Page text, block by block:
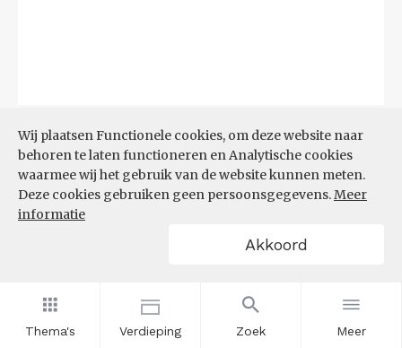
Thema's Verdieping Zoek Meer
Wij plaatsen Functionele cookies, om deze website naar
behoren te laten functioneren en Analytische cookies
waarmee wij het gebruik van de website kunnen meten.
Deze cookies gebruiken geen persoonsgegevens.Meer
informatie
Akkoord
TOP 10 REGIO'S MET KLEINSTE
AANDEEL TEKORT AAN
ARBEIDSKRACHTEN
Filters